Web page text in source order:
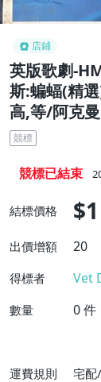
店鋪
英版歌劇-
斯:蝙蝠(精
高,等/阿克曼
競標
競標已結束
結標價格 $1
出價增額
20
得標者 Vet
數量 0件
運費規則
宅配